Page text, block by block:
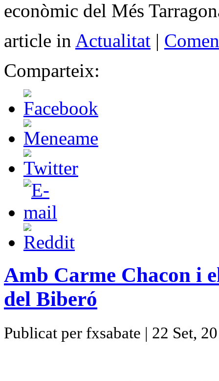
econòmic del Més
article in Actualitat |
Comparteix:
Amb Carme Chacon i
del Biberó
Publicat per fxsabate | 22 Set,